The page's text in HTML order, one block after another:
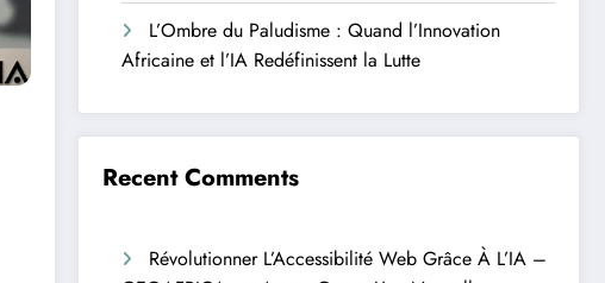
L’Ombre du Paludisme : Quand l’Innovation
Africaine et l’IA Redéfinissent la Lutte
Recent Comments
Révolutionner L’Accessibilité Web Grâce À L’IA –